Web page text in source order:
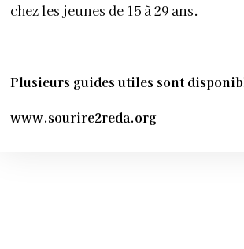
chez les jeunes de 15 à 29 ans.
Plusieurs guides utiles sont
www.sourire2reda.org